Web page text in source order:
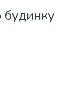
будинку